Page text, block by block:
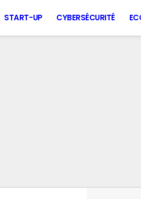
START-UP CYBERSÉCURITÉ